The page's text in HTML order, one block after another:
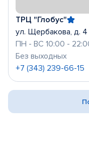
ТРЦ "Глобус"
ул. Щербакова, д. 4
ПН - ВС 10:00 -
Без выходных
+7 (343) 239-66-15